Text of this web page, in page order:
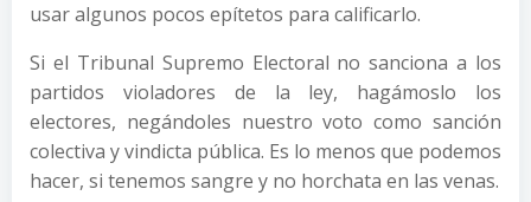
usar algunos pocos epítetos para calificarlo.
Si el Tribunal Supremo Electoral no sanciona a los
partidos violadores de la ley, hagámoslo los
electores, negándoles nuestro voto como sanción
colectiva y vindicta pública. Es lo menos que podemos
hacer, si tenemos sangre y no horchata en las venas.